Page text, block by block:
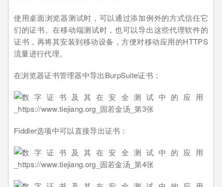
使用桌面浏览器测试时，可以通过添加例外的方式信任它
们的证书。在移动端测试时，也可以导出这些代理软件的
证书，再将其安装到移动设备，方便对移动应用的HTTPS
流量进行代理。
在浏览器证书管理器中导出BurpSuite证书：
Fiddler选项中可以直接导出证书：